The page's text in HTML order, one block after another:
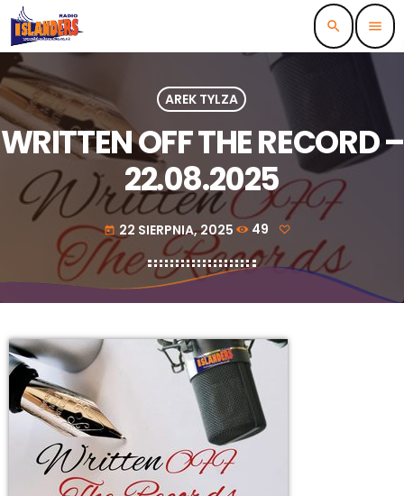
search menu
AREK TYLZA
WRITTEN OFF THE RECORD –
22.08.2025
today 22 SIERPNIA, 2025 49